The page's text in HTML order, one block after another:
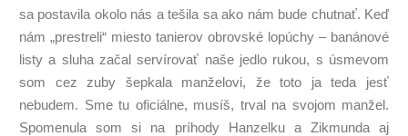
sa postavila okolo nás a tešila sa ako nám bude chutnať. Keď
nám „prestreli“ miesto tanierov obrovské lopúchy – banánové
listy a sluha začal servírovať naše jedlo rukou, s úsmevom
som cez zuby šepkala manželovi, že toto ja teda jesť
nebudem. Sme tu oficiálne, musíš, trval na svojom manžel.
Spomenula som si na príhody Hanzelku a Zikmunda aj